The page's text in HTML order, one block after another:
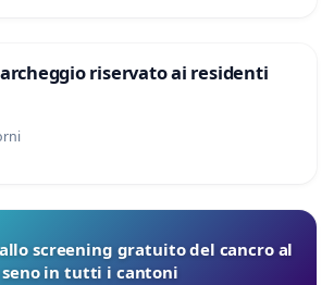
riservato ai residenti
allo screening gratuito del cancro al
seno in tutti i cantoni